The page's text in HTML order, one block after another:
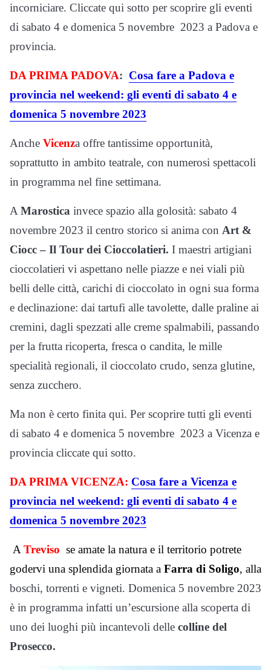
incorniciare. Cliccate qui sotto per scoprire gli eventi
di sabato 4 e domenica 5 novembre 2023 a Padova e
provincia.
DA PRIMA PADOVA: Cosa fare a Padova e
provincia nel weekend: gli eventi di sabato 4 e
domenica 5 novembre 2023
Anche Vicenza offre tantissime opportunità,
soprattutto in ambito teatrale, con numerosi spettacoli
in programma nel fine settimana.
AMarostica invece spazio alla golosità: sabato 4
novembre 2023 il centro storico si anima con Art &
Ciocc – Il Tour dei Cioccolatieri. I maestri artigiani
cioccolatieri vi aspettano nelle piazze e nei viali più
belli delle città, carichi di cioccolato in ogni sua forma
e declinazione: dai tartufi alle tavolette, dalle praline ai
cremini, dagli spezzati alle creme spalmabili, passando
per la frutta ricoperta, fresca o candita, le mille
specialità regionali, il cioccolato crudo, senza glutine,
senza zucchero.
Ma non è certo finita qui. Per scoprire tutti gli eventi
di sabato 4 e domenica 5 novembre 2023 a Vicenza e
provincia cliccate qui sotto.
DA PRIMA VICENZA: Cosa fare a Vicenza e
provincia nel weekend: gli eventi di sabato 4 e
domenica 5 novembre 2023
ATreviso se amate la natura e il territorio potrete
godervi una splendida giornata a Farra di Soligo, alla
boschi, torrenti e vigneti. Domenica 5 novembre 2023
è in programma infatti un’escursione alla scoperta di
uno dei luoghi più incantevoli delle colline del
Prosecco.